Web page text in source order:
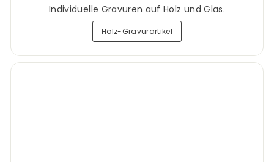
Individuelle Gravuren auf Holz und Glas.
Holz-Gravurartikel